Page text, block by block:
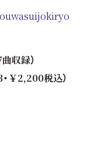
収録）
￥2,200税込）